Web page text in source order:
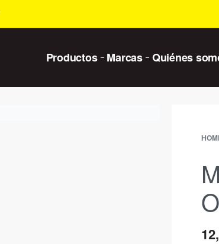
Productos Marcas Quiénes